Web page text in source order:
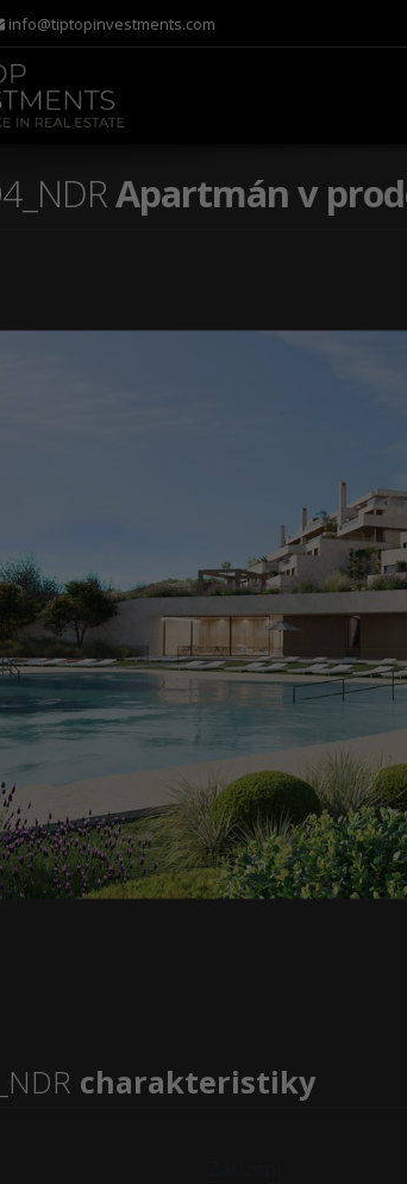
info@tiptopinvestments.com
Apartmán v
charakteristiky